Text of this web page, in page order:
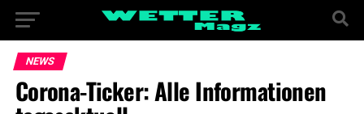
NEWS
Corona-Ticker: Alle Informationen